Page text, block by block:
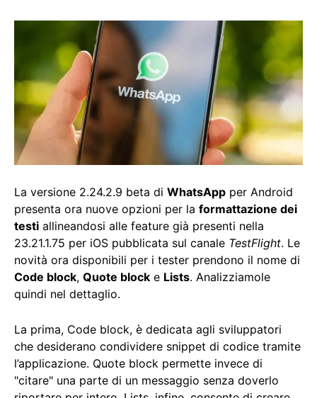
La versione 2.24.2.9 beta di WhatsApp per Android
presenta ora nuove opzioni per la formattazione dei
testi allineandosi alle feature già presenti nella
23.21.1.75 per iOS pubblicata sul canale TestFlight. Le
novità ora disponibili per i tester prendono il nome di
Code block, Quote block e Lists. Analizziamole
quindi nel dettaglio.
La prima, Code block, è dedicata agli sviluppatori
che desiderano condividere snippet di codice tramite
l’applicazione. Quote block permette invece di
"citare" una parte di un messaggio senza doverlo